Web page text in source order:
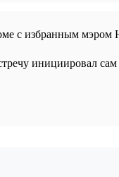
с избранным
инициировал